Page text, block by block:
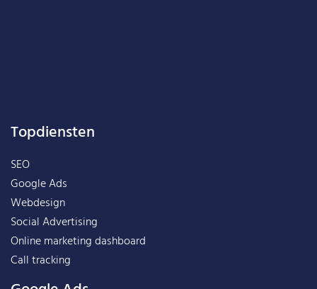
Topdiensten
SEO
Google Ads
Webdesign
Social Advertising
Online marketing dashboard
Call tracking